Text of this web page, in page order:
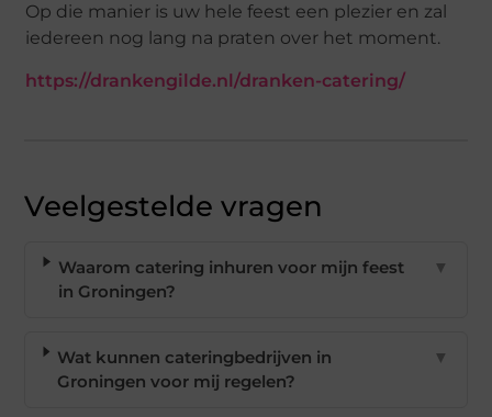
Op die manier is uw hele feest een plezier en zal
iedereen nog lang na praten over het moment.
https://drankengilde.nl/dranken-catering/
Veelgestelde vragen
Waarom catering inhuren voor mijn feest
in Groningen?
▼
Wat kunnen cateringbedrijven in
Groningen voor mij regelen?
▼